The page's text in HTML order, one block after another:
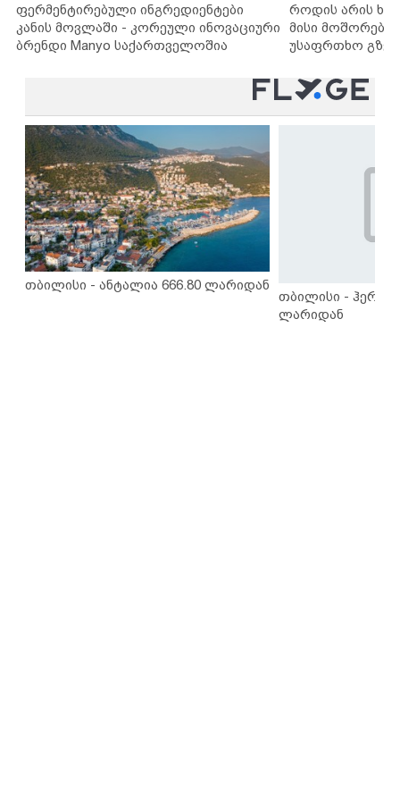
ფერმენტირებული ინგრედიენტები
კანის მოვლაში - კორეული ინოვაციური
ბრენდი Manyo საქართველოშია
როდის არის
მისი
უსაფრთხო
თბილისი - ანტალია 666.80 ლარიდან
თბილისი -
ლარიდან